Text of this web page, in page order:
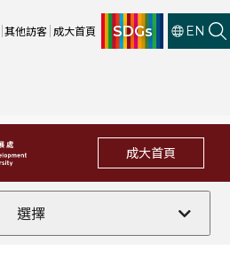
其他訪客 成大首頁 SDGs EN
成大首頁
選擇
全部